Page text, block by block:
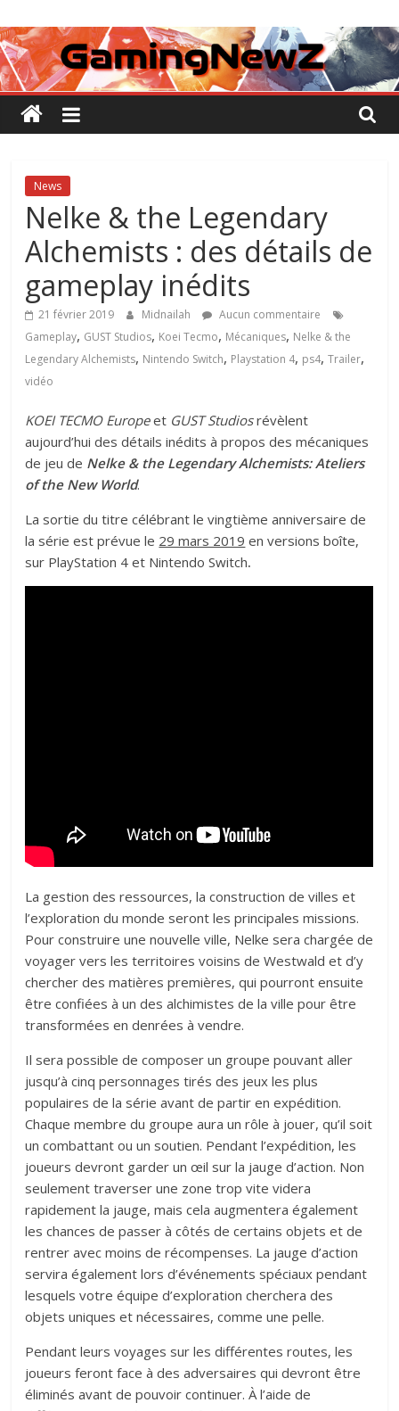
au
contenu
GamingNewZ
Tests
et
Actu
des
vidéo
News
Nelke & the Legendary
Alchemists : des détails de
gameplay inédits
21 février 2019 Midnailah
Aucun commentaire
Gameplay, GUST Studios, Koei Tecmo, Mécaniques, Nelke & the
Legendary Alchemists, Nintendo Switch, Playstation 4, ps4,Trailer,
vidéo
KOEI TECMO Europeet GUST Studiosrévèlent
aujourd’hui des détails inédits à propos des mécaniques
de jeu de Nelke & the Legendary Alchemists: Ateliers
of the New World.
La sortie du titre célébrant le vingtième anniversaire de
la série est prévue le 29 mars 2019 en versions boîte,
sur PlayStation 4 et Nintendo Switch.
La gestion des ressources, la construction de villes et
l’exploration du monde seront les principales missions.
Pour construire une nouvelle ville, Nelke sera chargée de
voyager vers les territoires voisins de Westwald et d’y
chercher des matières premières, qui pourront ensuite
être confiées à un des alchimistes de la ville pour être
transformées en denrées à vendre.
Il sera possible de composer un groupe pouvant aller
jusqu’à cinq personnages tirés des jeux les plus
populaires de la série avant de partir en expédition.
Chaque membre du groupe aura un rôle à jouer, qu’il soit
un combattant ou un soutien. Pendant l’expédition, les
joueurs devront garder un œil sur la jauge d’action. Non
seulement traverser une zone trop vite videra
rapidement la jauge, mais cela augmentera également
les chances de passer à côtés de certains objets et de
rentrer avec moins de récompenses. La jauge d’action
servira également lors d’événements spéciaux pendant
lesquels votre équipe d’exploration cherchera des
objets uniques et nécessaires, comme une pelle.
Pendant leurs voyages sur les différentes routes, les
joueurs feront face à des adversaires qui devront être
éliminés avant de pouvoir continuer. À l’aide de